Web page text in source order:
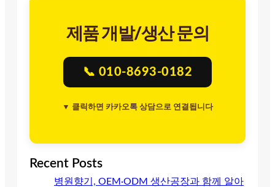
제품 개발/생산 문의
📞 010-8693-0182
▼ 클릭하면 카카오톡 상담으로 연결됩니다
Recent Posts
병원향기, OEM·ODM 생산공장과 함께 알아